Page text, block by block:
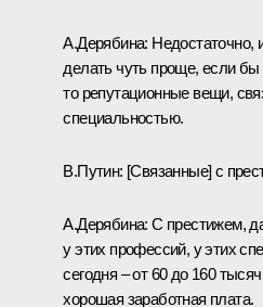
А.Дерябина: Недостаточно,
делать чуть проще, если бы
то репутационные вещи,
специальностью.
В.Путин: [Связанные] с
А.Дерябина: С престижем,
у этих профессий, у этих
сегодня ‒ от 60 до 160
хорошая заработная плата.